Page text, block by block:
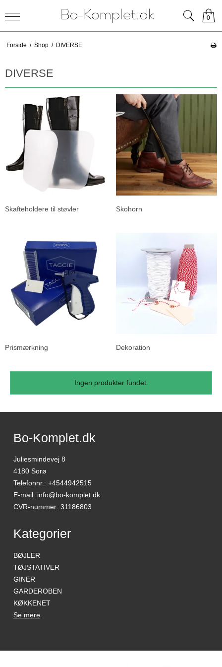
0
Forside / Shop / DIVERSE
DIVERSE
Skafteholdere til støvler Skohorn
Prismærkning Dekoration
Ingen produkter fundet.
Bo-Komplet.dk
Juliesmindevej 8
4180 Sorø
Telefonnr.: +4544942515
E-mail: info@bo-komplet.dk
CVR-nummer: 31186803
Kategorier
BØJLER
TØJSTATIVER
GINER
GARDEROBEN
KØKKENET
Se mere